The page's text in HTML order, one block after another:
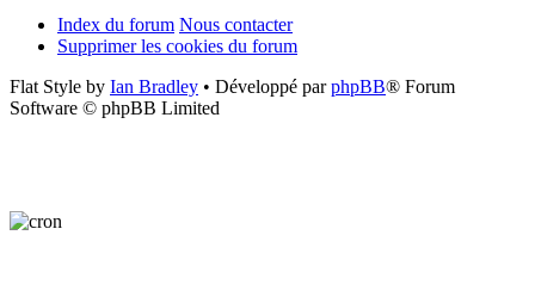
Index du forum Nous contacter
Supprimer les cookies du forum
Flat Style by Ian Bradley • Développé parphpBB® Forum
Software © phpBB Limited